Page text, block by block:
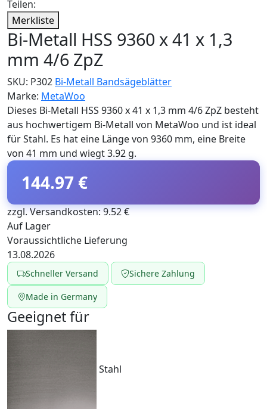
Teilen:
Merkliste
Bi-Metall HSS 9360 x 41 x 1,3
mm 4/6 ZpZ
SKU: P302 Bi-Metall Bandsägeblätter
Marke: MetaWoo
Dieses Bi-Metall HSS 9360 x 41 x 1,3 mm 4/6 ZpZ besteht
aus hochwertigem Bi-Metall von MetaWoo und ist ideal
für Stahl. Es hat eine Länge von 9360 mm, eine Breite
von 41 mm und wiegt 3.92 g.
144.97 €
zzgl. Versandkosten: 9.52 €
Auf Lager
Voraussichtliche Lieferung
13.08.2026
Schneller Versand Sichere Zahlung
Made in Germany
Geeignet für
Stahl